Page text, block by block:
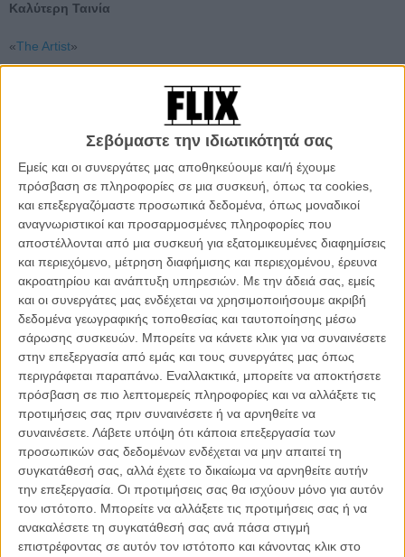
Σεβόμαστε την ιδιωτικότητά σας
Εμείς και οι συνεργάτες μας αποθηκεύουμε και/ή έχουμε
πρόσβαση σε πληροφορίες σε μια συσκευή, όπως τα cookies,
και επεξεργαζόμαστε προσωπικά δεδομένα, όπως μοναδικοί
αναγνωριστικοί και προσαρμοσμένες πληροφορίες που
αποστέλλονται από μια συσκευή για εξατομικευμένες διαφημίσεις
και περιεχόμενο, μέτρηση διαφήμισης και περιεχομένου, έρευνα
ακροατηρίου και ανάπτυξη υπηρεσιών. Με την άδειά σας, εμείς
και οι συνεργάτες μας ενδέχεται να χρησιμοποιήσουμε ακριβή
δεδομένα γεωγραφικής τοποθεσίας και ταυτοποίησης μέσω
σάρωσης συσκευών. Μπορείτε να κάνετε κλικ για να συναινέσετε
στην επεξεργασία από εμάς και τους συνεργάτες μας όπως
περιγράφεται παραπάνω. Εναλλακτικά, μπορείτε να αποκτήσετε
πρόσβαση σε πιο λεπτομερείς πληροφορίες και να αλλάξετε τις
προτιμήσεις σας πριν συναινέσετε ή να αρνηθείτε να
συναινέσετε. Λάβετε υπόψη ότι κάποια επεξεργασία των
προσωπικών σας δεδομένων ενδέχεται να μην απαιτεί τη
συγκατάθεσή σας, αλλά έχετε το δικαίωμα να αρνηθείτε αυτήν
την επεξεργασία. Οι προτιμήσεις σας θα ισχύουν μόνο για αυτόν
τον ιστότοπο. Μπορείτε να αλλάξετε τις προτιμήσεις σας ή να
ανακαλέσετε τη συγκατάθεσή σας ανά πάσα στιγμή
επιστρέφοντας σε αυτόν τον ιστότοπο και κάνοντας κλικ στο
Καλύτερη Ταινία
«The Artist»
Το Δέντρο της Ζωής»
Καλύτερη Σκηνοθεσία
Μισέλ Χαζαναβίσιους, «The Artist»
Τέρενς Μάλικ, «Το Δέντρο της Ζωής»
Αλεξάντερ Πέιν, «Οι Απόγονοι»
Νίκολας Γουίντινγκ Ρεφν, « Drive»
Μάρτιν Σκορσέζε, «Hugo»
Α’ Ανδρικός Ρόλος
Τζορτζ Κλούνεϊ, «Οι Απόγονοι»
Ζαν Ντιζαρντέν, « The Artist»